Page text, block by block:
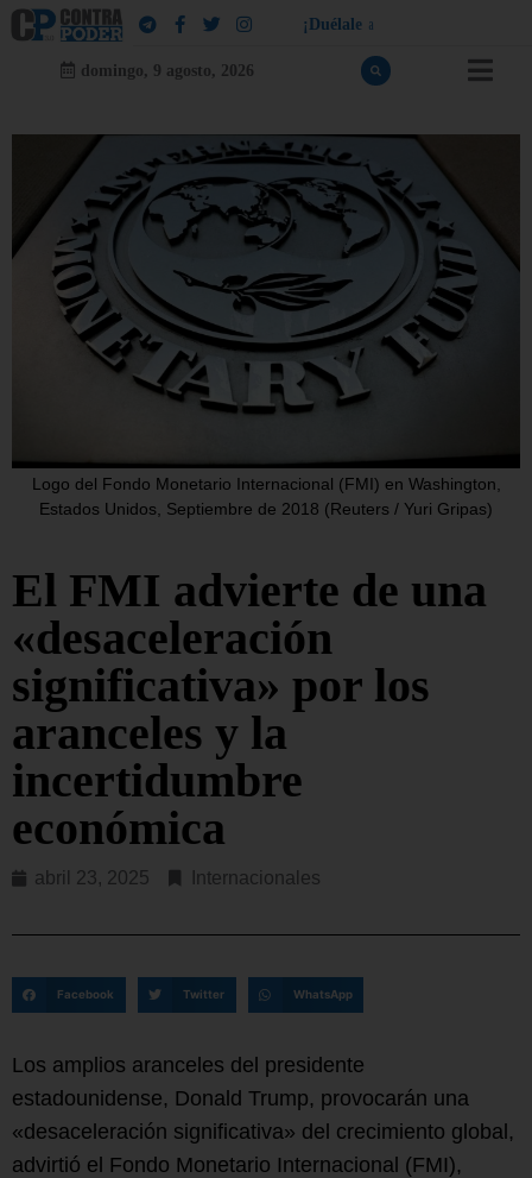
¡ Dué a e a
domingo, 9 agosto, 2026
Logo del Fondo Monetario Internacional (FMI) en Washington,
Estados Unidos, Septiembre de 2018 (Reuters / Yuri Gripas)
El FMI advierte de una
«desaceleración
significativa» por los
aranceles y la
incertidumbre
económica
abril 23, 2025 Internacionales
Facebook Twitter WhatsApp
Los amplios aranceles del presidente
estadounidense, Donald Trump, provocarán una
«desaceleración significativa» del crecimiento global,
advirtió el Fondo Monetario Internacional (FMI),